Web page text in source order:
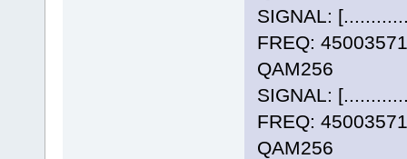
SIGNAL:
FREQ:
QAM256
SIGNAL:
FREQ:
QAM256